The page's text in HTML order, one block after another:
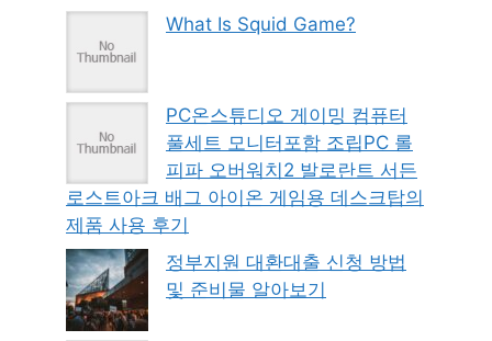
What Is Squid Game?
PC온스튜디오 게이밍 컴퓨터
풀세트 모니터포함 조립PC 롤
피파 오버워치2 발로란트 서든
로스트아크 배그 아이온 게임용 데스크탑의
제품 사용 후기
정부지원 대환대출 신청 방법
및 준비물 알아보기